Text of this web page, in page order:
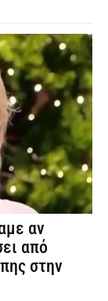
αν
από
στην